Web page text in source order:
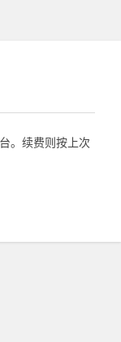
。续费则按上次